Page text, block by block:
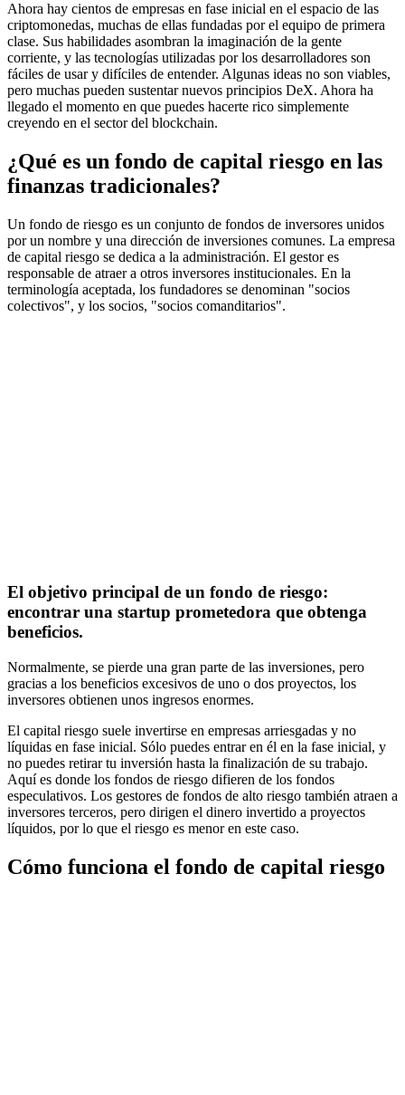
Ahora hay cientos de empresas en fase inicial en el espacio de las
criptomonedas, muchas de ellas fundadas por el equipo de primera
clase. Sus habilidades asombran la imaginación de la gente
corriente, y las tecnologías utilizadas por los desarrolladores son
fáciles de usar y difíciles de entender. Algunas ideas no son viables,
pero muchas pueden sustentar nuevos principios DeX. Ahora ha
llegado el momento en que puedes hacerte rico simplemente
creyendo en el sector del blockchain.
¿Qué es un fondo de capital riesgo en las
finanzas tradicionales?
Un fondo de riesgo es un conjunto de fondos de inversores unidos
por un nombre y una dirección de inversiones comunes. La empresa
de capital riesgo se dedica a la administración. El gestor es
responsable de atraer a otros inversores institucionales. En la
terminología aceptada, los fundadores se denominan "socios
colectivos", y los socios, "socios comanditarios".
El objetivo principal de un fondo de riesgo:
encontrar una startup prometedora que obtenga
beneficios.
Normalmente, se pierde una gran parte de las inversiones, pero
gracias a los beneficios excesivos de uno o dos proyectos, los
inversores obtienen unos ingresos enormes.
El capital riesgo suele invertirse en empresas arriesgadas y no
líquidas en fase inicial. Sólo puedes entrar en él en la fase inicial, y
no puedes retirar tu inversión hasta la finalización de su trabajo.
Aquí es donde los fondos de riesgo difieren de los fondos
especulativos. Los gestores de fondos de alto riesgo también atraen a
inversores terceros, pero dirigen el dinero invertido a proyectos
líquidos, por lo que el riesgo es menor en este caso.
Cómo funciona el fondo de capital riesgo